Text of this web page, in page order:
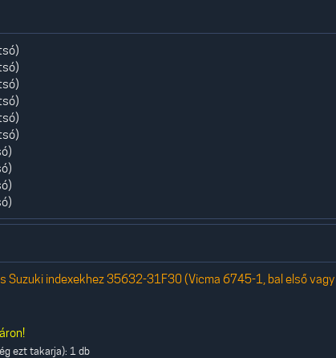
Suzuki indexekhez 35632-31F30 (Vicma 6745-1, bal első vagy
ezt takarja): 1 db